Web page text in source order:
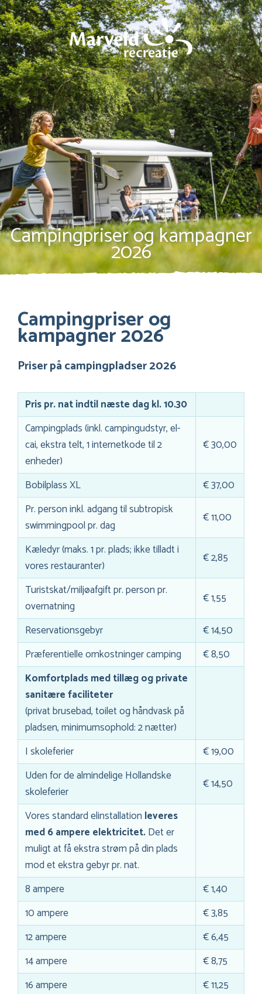
Campingpriser og kampagner
2026
Campingpriser og
kampagner 2026
Priser på campingpladser 2026
Pris pr. nat indtil næste dag kl. 10.30
Campingplads (inkl. campingudstyr, el-
cai, ekstra telt, 1 internetkode til 2
enheder)
€ 30,00
Bobilplass XL
€ 37,00
Pr. person inkl. adgang til subtropisk
swimmingpool pr. dag
€ 11,00
Kæledyr (maks. 1 pr. plads; ikke tilladt i
vores restauranter)
€ 2,85
Turistskat/miljøafgift pr. person pr.
overnatning
€ 1,55
Reservationsgebyr
€ 14,50
Præferentielle omkostninger camping
€ 8,50
Komfortplads med tillæg og private
sanitære faciliteter
(privat brusebad, toilet og håndvask på
pladsen, minimumsophold: 2 nætter)
I skoleferier
€ 19,00
Uden for de almindelige Hollandske
skoleferier
€ 14,50
Vores standard elinstallation leveres
med 6 ampere elektricitet.Det er
muligt at få ekstra strøm på din plads
mod et ekstra gebyr pr. nat.
8 ampere
€ 1,40
10 ampere
€ 3,85
12 ampere
€ 6,45
14 ampere
€ 8,75
16 ampere
€ 11,25